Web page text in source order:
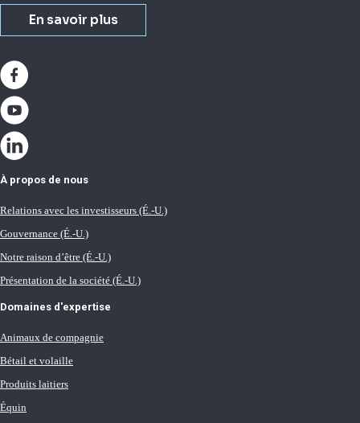
En savoir plus
À propos de nous
Relations avec les investisseurs (É.-U.)
Gouvernance (É.-U.)
Notre raison d’être (É.-U.)
Présentation de la société (É.-U.)
Domaines d'expertise
Animaux de compagnie
Bétail et volaille
Produits laitiers
Équin